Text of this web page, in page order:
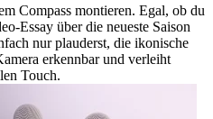
Compass montieren. Egal, ob du
Essay über die neueste Saison
nur plauderst, die ikonische
erkennbar und verleiht
Touch.